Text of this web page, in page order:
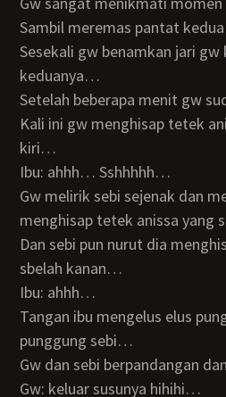
Sambil meremas pantat
Sesekali gw benamkan jari gw ke selangkangan
keduanya…
Setelah beberapa menit gw
Kali ini gw menghisap tetek anissa yang sebelah
kiri…
Ibu: ahhh… Sshhhhh…
Gw melirik sebi sejenak dan mengkodekan untuk
menghisap tetek anissa yang
Dan sebi pun nurut dia menghisap tetek anissa yang
sbelah kanan…
Ibu: ahhh…
Tangan ibu mengelus elus punggung gw dan
punggung sebi…
Gw dan sebi berpandangan
Gw: keluar susunya hihihi…